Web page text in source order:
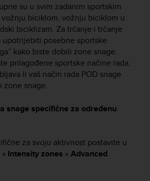
su u svim zadanim sportskim
vožnju biciklom, vožnju biciklom u
biciklizam. Za trčanje i trčanje
upotrijebiti posebne sportske
kako biste dobili zone snage.
prilagođene sportske načine rada,
li vaš način rada POD snage
zone snage.
snage specifične za određenu
za svoju aktivnost postavite u
» Intensity zones » Advanced